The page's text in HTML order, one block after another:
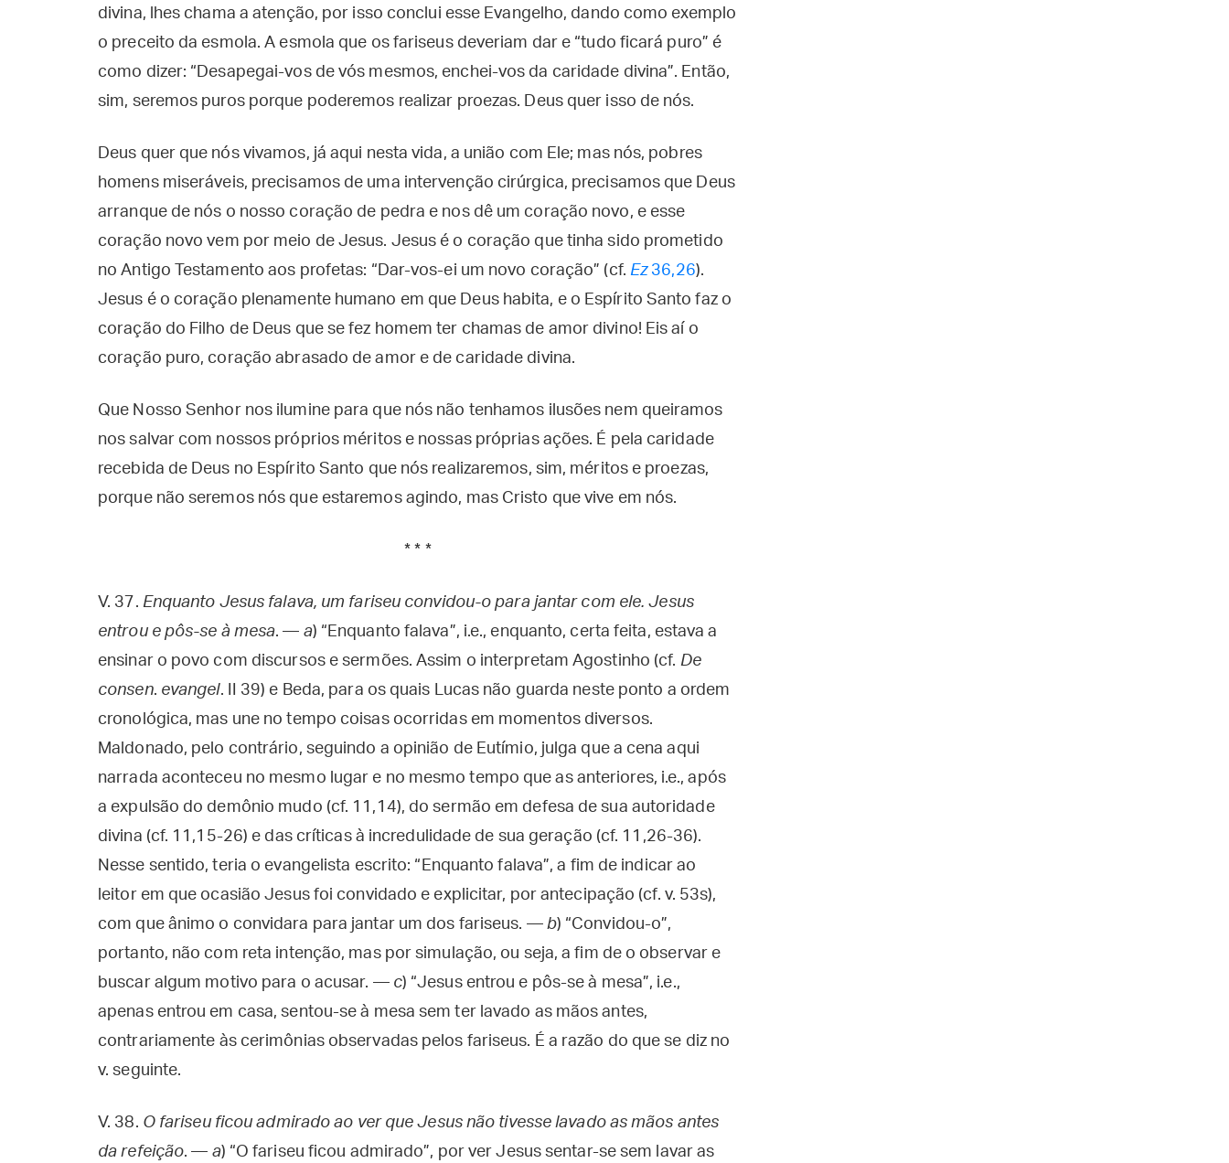
divina, lhes chama a atenção, por isso conclui esse Evangelho, dando como exemplo
o preceito da esmola. A esmola que os fariseus deveriam dar e “tudo ficará puro” é
como dizer: “Desapegai-vos de vós mesmos, enchei-vos da caridade divina”. Então,
sim, seremos puros porque poderemos realizar proezas. Deus quer isso de nós.
Deus quer que nós vivamos, já aqui nesta vida, a união com Ele; mas nós, pobres
homens miseráveis, precisamos de uma intervenção cirúrgica, precisamos que Deus
arranque de nós o nosso coração de pedra e nos dê um coração novo, e esse
coração novo vem por meio de Jesus. Jesus é o coração que tinha sido prometido
no Antigo Testamento aos profetas: “Dar-vos-ei um novo coração” (cf. Ez36,26).
Jesus é o coração plenamente humano em que Deus habita, e o Espírito Santo faz o
coração do Filho de Deus que se fez homem ter chamas de amor divino! Eis aí o
coração puro, coração abrasado de amor e de caridade divina.
Que Nosso Senhor nos ilumine para que nós não tenhamos ilusões nem queiramos
nos salvar com nossos próprios méritos e nossas próprias ações. É pela caridade
recebida de Deus no Espírito Santo que nós realizaremos, sim, méritos e proezas,
porque não seremos nós que estaremos agindo, mas Cristo que vive em nós.
* * *
V. 37. Enquanto Jesus falava, um fariseu convidou-o para jantar com ele. Jesus
entrou e pôs-se à mesa. — a) “Enquanto falava”, i.e., enquanto, certa feita, estava a
ensinar o povo com discursos e sermões. Assim o interpretam Agostinho (cf. De
consen. evangel. II 39) e Beda, para os quais Lucas não guarda neste ponto a ordem
cronológica, mas une no tempo coisas ocorridas em momentos diversos.
Maldonado, pelo contrário, seguindo a opinião de Eutímio, julga que a cena aqui
narrada aconteceu no mesmo lugar e no mesmo tempo que as anteriores, i.e., após
a expulsão do demônio mudo (cf. 11,14), do sermão em defesa de sua autoridade
divina (cf. 11,15-26) e das críticas à incredulidade de sua geração (cf. 11,26-36).
Nesse sentido, teria o evangelista escrito: “Enquanto falava”, a fim de indicar ao
leitor em que ocasião Jesus foi convidado e explicitar, por antecipação (cf. v. 53s),
com que ânimo o convidara para jantar um dos fariseus. — b) “Convidou-o”,
portanto, não com reta intenção, mas por simulação, ou seja, a fim de o observar e
buscar algum motivo para o acusar. — c) “Jesus entrou e pôs-se à mesa”, i.e.,
apenas entrou em casa, sentou-se à mesa sem ter lavado as mãos antes,
contrariamente às cerimônias observadas pelos fariseus. É a razão do que se diz no
v. seguinte.
V. 38. O fariseu ficou admirado ao ver que Jesus não tivesse lavado as mãos antes
da refeição. — a) “O fariseu ficou admirado”, por ver Jesus sentar-se sem lavar as